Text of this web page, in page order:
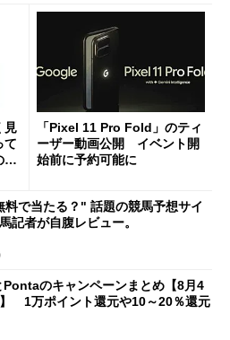
見
て
注
「Pixel 11 Pro Fold」のティ
ーザー動画公開 イベント開
始前に予約可能に
料で当たる？" 話題の競馬予想サイ
記者が自腹レビュー。
Pontaのキャンペーンまとめ【8月4
1万ポイント還元や10～20％還元